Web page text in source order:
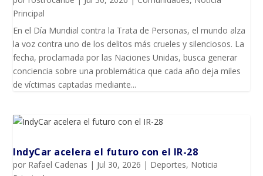
Principal
En el Día Mundial contra la Trata de Personas, el mundo alza
la voz contra uno de los delitos más crueles y silenciosos. La
fecha, proclamada por las Naciones Unidas, busca generar
conciencia sobre una problemática que cada año deja miles
de víctimas captadas mediante...
IndyCar acelera el futuro con el IR-28
por Rafael Cadenas | Jul 30, 2026 | Deportes, Noticia